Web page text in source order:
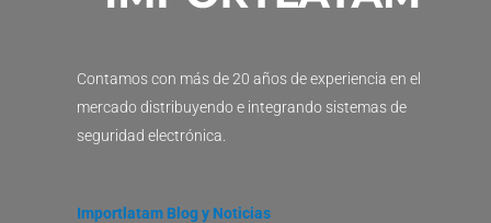
Contamos con más de 20 años de experiencia en el
mercado distribuyendo e integrando sistemas de
seguridad electrónica.
Importlatam Blog y Noticias